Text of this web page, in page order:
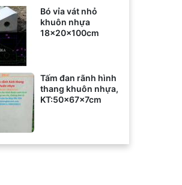
Bó vỉa vát nhỏ
khuôn nhựa
18x20x100cm
Tấm đan rãnh hình
thang khuôn nhựa,
KT:50x67x7cm